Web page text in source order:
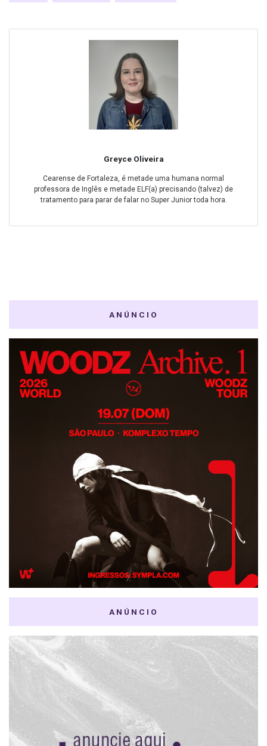
Greyce Oliveira
Cearense de Fortaleza, é metade uma humana normal
professora de Inglês e metade ELF(a) precisando (talvez) de
tratamento para parar de falar no Super Junior toda hora.
ANÚNCIO
ANÚNCIO